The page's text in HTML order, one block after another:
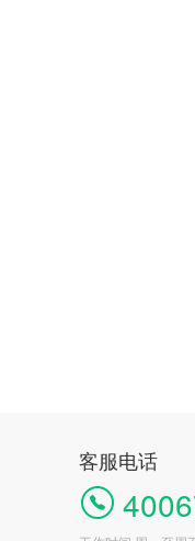
客服电话